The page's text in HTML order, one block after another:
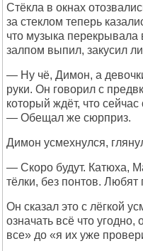
Стёкла в окнах
за стеклом теперь
что музыка
залпом выпил, закусил
— Ну чё, Димон, а
руки. Он говорил с
который ждёт, что
— Обещал же сюрприз.
Димон усмехнулся,
— Скоро будут. Катюха,
тёлки, без понтов. Любят
Он сказал это с лёгкой
означать всё что
все» до «я их уже